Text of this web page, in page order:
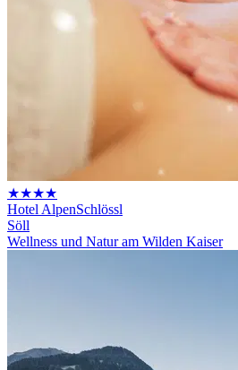
★★★★
Hotel AlpenSchlössl
Söll
Wellness und Natur am Wilden Kaiser